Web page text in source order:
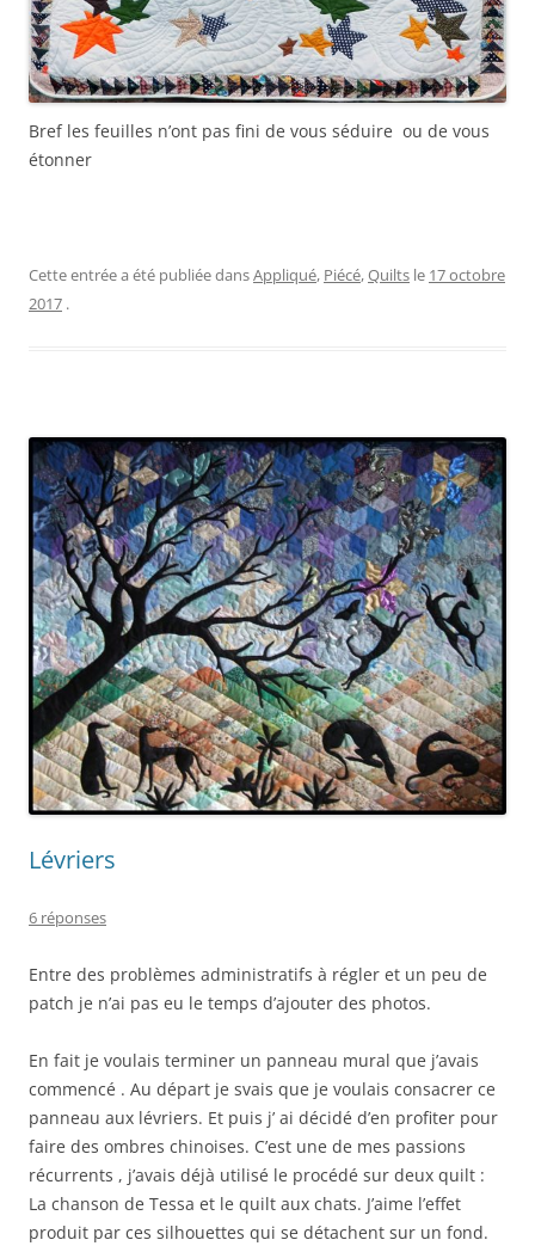
Bref les feuilles n’ont pas fini de vous séduire ou de vous
étonner
Cette entrée a été publiée dansAppliqué, Piécé,Quilts le 17 octobre
2017 .
Lévriers
6 réponses
Entre des problèmes administratifs à régler et un peu de
patch je n’ai pas eu le temps d’ajouter des photos.
En fait je voulais terminer un panneau mural que j’avais
commencé . Au départ je svais que je voulais consacrer ce
panneau aux lévriers. Et puis j’ ai décidé d’en profiter pour
faire des ombres chinoises. C’est une de mes passions
récurrents , j’avais déjà utilisé le procédé sur deux quilt :
La chanson de Tessa et le quilt aux chats. J’aime l’effet
produit par ces silhouettes qui se détachent sur un fond.